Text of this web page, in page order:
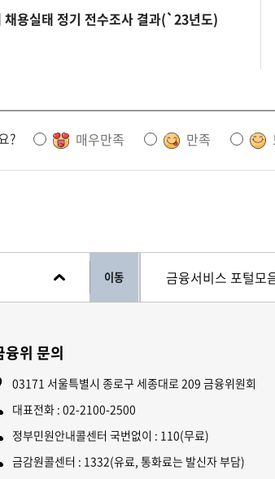
채용실태 정기 전수조사 결과(`23년도)
? 매우만족 만족
이동
융위 문의
03171 서울특별시 종로구 세종대로 209 금융위원회
대표전화 : 02-2100-2500
정부민원안내콜센터 국번없이 : 110(무료)
금감원콜센터 : 1332(유료, 통화료는 발신자 부담)